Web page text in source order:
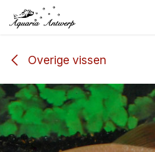
Overslaan naar inhoud
Overige vissen